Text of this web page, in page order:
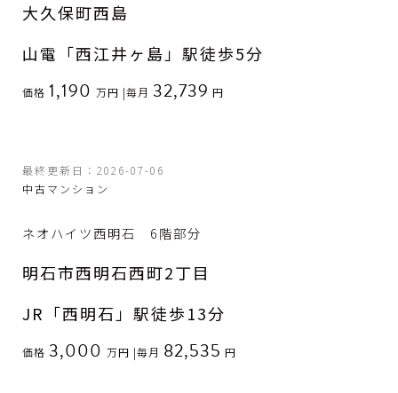
大久保町西島
山電「西江井ヶ島」駅徒歩5分
価格 1,190 万円 |毎月 32,739 円
最終更新日：2026-07-06
中古マンション
ネオハイツ西明石 6階部分
明石市西明石西町2丁目
JR「西明石」駅徒歩13分
価格 3,000 万円 |毎月 82,535 円